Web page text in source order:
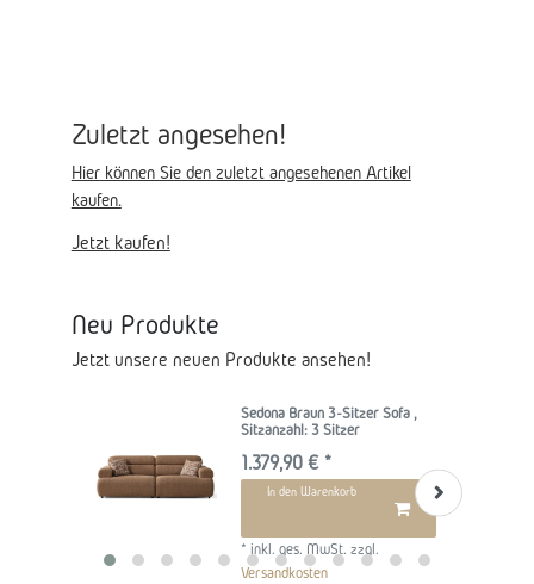
Zuletzt angesehen!
Hier können Sie den zuletzt angesehenen Artikel
kaufen.
Jetzt kaufen!
Neu Produkte
Jetzt unsere neuen Produkte ansehen!
Sedona Braun 3-Sitzer Sofa,
Sitzanzahl: 3 Sitzer
1.379,90 € *
In den Warenkorb
*inkl. ges. MwSt. zzgl.
Versandkosten